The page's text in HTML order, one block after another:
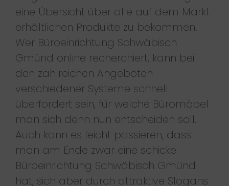
eine Übersicht über alle auf dem Markt
erhältlichen Produkte zu bekommen.
Wer Büroeinrichtung Schwäbisch
Gmünd online recherchiert, kann bei
den zahlreichen Angeboten
verschiedener Systeme schnell
überfordert sein, für welche Büromöbel
man sich denn nun entscheiden soll.
Auch kann es leicht passieren, dass
man am Ende zwar eine schicke
Büroeinrichtung Schwäbisch Gmünd
hat, sich aber durch attraktive Slogans